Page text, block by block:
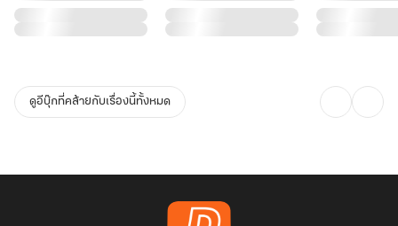
ดูอีบุ๊กที่คล้ายกับเรื่องนี้ทั้งหมด